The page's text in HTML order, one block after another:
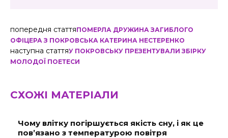
попередня статтяПОМЕРЛА ДРУЖИНА ЗАГИБЛОГО
ОФІЦЕРА З ПОКРОВСЬКА КАТЕРИНА НЕСТЕРЕНКО
наступна статтяУ ПОКРОВСЬКУ ПРЕЗЕНТУВАЛИ ЗБІРКУ
МОЛОДОЇ ПОЕТЕСИ
СХОЖІ МАТЕРІАЛИ
Чому влітку погіршується якість сну, і як це
пов’язано з температурою повітря